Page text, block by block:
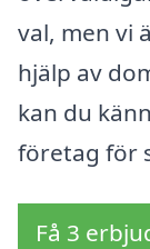
val, men vi
hjälp av
kan du
företag för
Få 3